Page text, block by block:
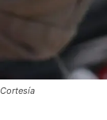
Cortesía